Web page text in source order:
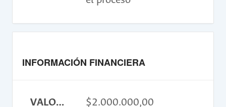
INFORMACIÓN FINANCIERA
VALOR INSCRIPCIÓN $2.000.000,00